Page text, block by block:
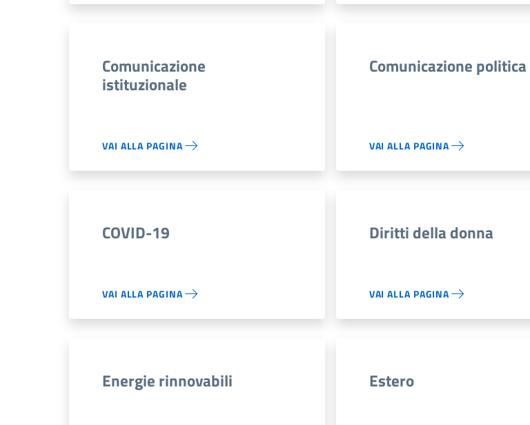
Comunicazione
istituzionale
VAI ALLA PAGINA
Comunicazione politica
VAI ALLA PAGINA
COVID-19
VAI ALLA PAGINA
Diritti della donna
VAI ALLA PAGINA
Energie rinnovabili Estero